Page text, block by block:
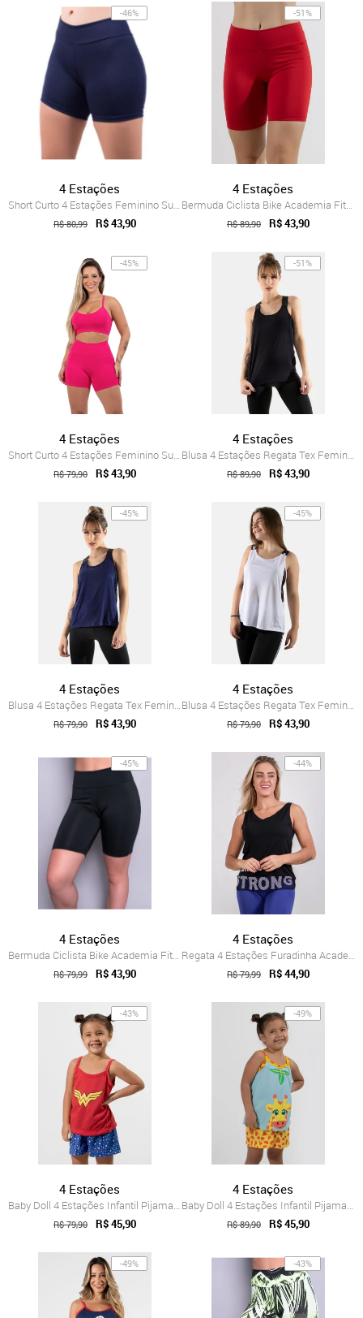
-46%
4 Estações
Short Curto 4 Estações Feminino Suplex L...
R$ 80,99 R$ 43,90
-51%
4 Estações
Bermuda Ciclista Bike Academia Fitness C...
R$ 89,90 R$ 43,90
-45%
4 Estações
Short Curto 4 Estações Feminino Suplex L...
R$ 79,90 R$ 43,90
-51%
4 Estações
Blusa 4 Estações Regata Tex Feminino Tra...
R$ 89,90 R$ 43,90
-45%
4 Estações
Blusa 4 Estações Regata Tex Feminino Tra...
R$ 79,90 R$ 43,90
-45%
4 Estações
Blusa 4 Estações Regata Tex Feminino Tra...
R$ 79,90 R$ 43,90
-45%
4 Estações
Bermuda Ciclista Bike Academia Fitness C...
R$ 79,99 R$ 43,90
-44%
4 Estações
Regata 4 Estações Furadinha Academia Str...
R$ 79,99 R$ 44,90
-43%
4 Estações
Baby Doll 4 Estações Infantil Pijama Fem...
R$ 79,90 R$ 45,90
-49%
4 Estações
Baby Doll 4 Estações Infantil Pijama Fem...
R$ 89,90 R$ 45,90
-49% -43%